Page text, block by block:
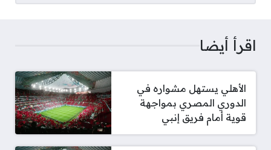
اقرأ أيضا
الأهلي يستهل مشواره في
الدوري المصري بمواجهة
قوية أمام فريق إنبي